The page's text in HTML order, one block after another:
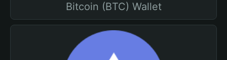
Bitcoin (BTC) Wallet